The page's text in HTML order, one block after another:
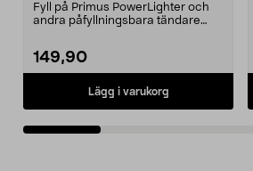
Fyll på Primus PowerLighter och
andra påfyllningsbara tändare
149,90
Lägg i varukorg